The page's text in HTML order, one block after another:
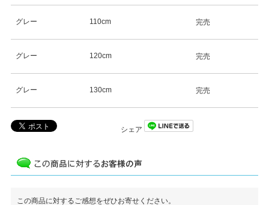
グレー 110cm 完売
グレー 120cm 完売
グレー 130cm 完売
シェア
この商品に対するご感想をぜひお寄せください。